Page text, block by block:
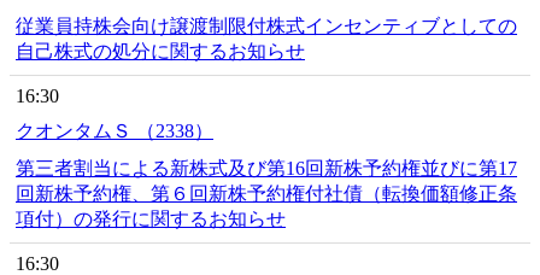
従業員持株会向け譲渡制限付株式インセンティブとしての
自己株式の処分に関するお知らせ
16:30
クオンタムＳ （2338）
第三者割当による新株式及び第16回新株予約権並びに第17
回新株予約権、第６回新株予約権付社債（転換価額修正条
項付）の発行に関するお知らせ
16:30